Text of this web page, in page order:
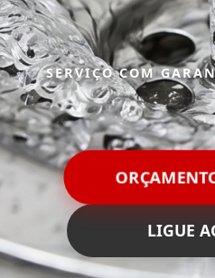
SERVIÇO COM
LIGUE